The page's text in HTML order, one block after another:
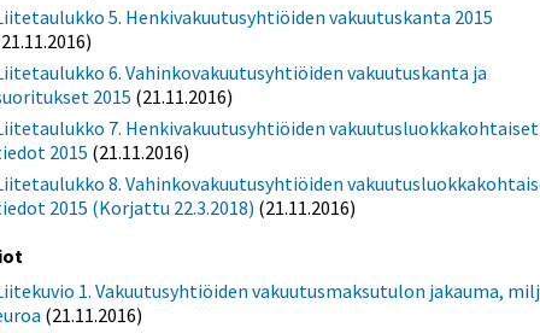
5. Henkivakuutusyhtiöiden vakuutuskanta 2015
6. Vahinkovakuutusyhtiöiden vakuutuskanta ja
2015 (21.11.2016)
7. Henkivakuutusyhtiöiden vakuutusluokkakohtaiset
2015 (21.11.2016)
8. Vahinkovakuutusyhtiöiden
2015 (Korjattu 22.3.2018) (21.11.2016)
1. Vakuutusyhtiöiden vakuutusmaksutulon jakauma,
(21.11.2016)